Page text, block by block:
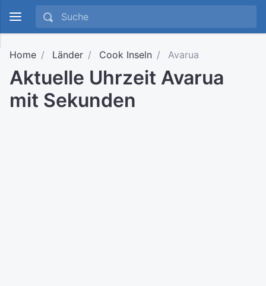
Home Länder Cook Inseln Avarua
Aktuelle Uhrzeit Avarua
mit Sekunden